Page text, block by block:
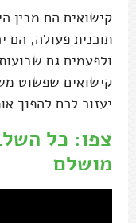
קישואים הם מבין
תוכנית פעולה, הם
ולפעמים גם
קישואים שפשוט
יעזור לכם להפוך
צפו: כל
מושלם